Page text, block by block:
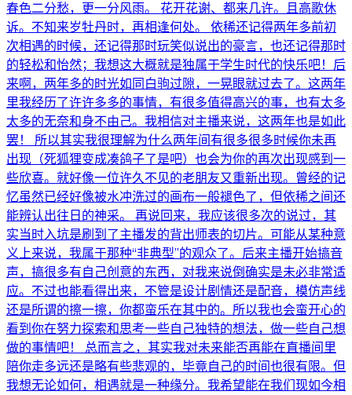
春色二分愁，更一分风雨。 花开花谢、都来几许。且高歌休
诉。不知来岁牡丹时，再相逢何处。 依稀还记得两年多前初
次相遇的时候，还记得那时玩笑似说出的豪言，也还记得那时
的轻松和怡然；我想这大概就是独属于学生时代的快乐吧！后
来啊，两年多的时光如同白驹过隙，一晃眼就过去了。这两年
里我经历了许许多多的事情，有很多值得高兴的事，也有太多
太多的无奈和身不由己。我相信对主播来说，这两年也是如此
罢！ 所以其实我很理解为什么两年间有很多很多时候你未再
出现（死狐狸变成凑鸽子了是吧）也会为你的再次出现感到一
些欣喜。就好像一位许久不见的老朋友又重新出现。曾经的记
忆虽然已经好像被水冲洗过的画布一般褪色了，但依稀之间还
能辨认出往日的神采。 再说回来，我应该很多次的说过，其
实当时入坑是刷到了主播发的背出师表的切片。可能从某种意
义上来说，我属于那种“非典型”的观众了。后来主播开始搞音
声，搞很多有自己创意的东西，对我来说倒确实是未必非常适
应。不过也能看得出来，不管是设计剧情还是配音，模仿声线
还是所谓的擦一擦，你都蛮乐在其中的。所以我也会蛮开心的
看到你在努力探索和思考一些自己独特的想法，做一些自己想
做的事情吧！ 总而言之，其实我对未来能否再能在直播间里
陪你走多远还是略有些悲观的，毕竟自己的时间也很有限。但
我想无论如何，相遇就是一种缘分。我希望能在我们现如今相